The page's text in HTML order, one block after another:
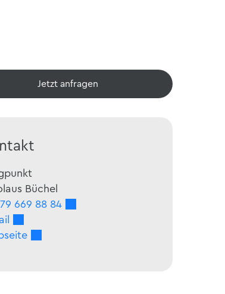
Jetzt ansehen
Büchel
669 88 84